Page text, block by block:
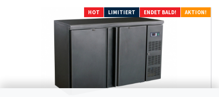
HOT LIMITIERT ENDET BALD! AKTION!